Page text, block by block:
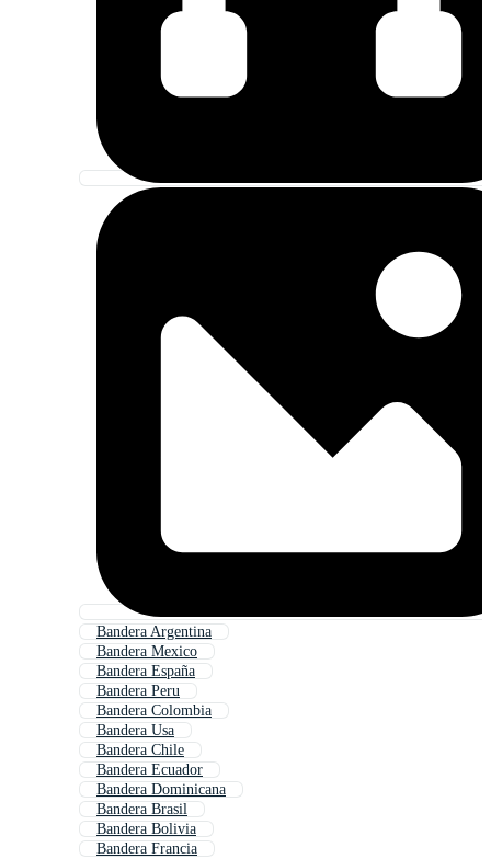
Bandera Argentina
Bandera Mexico
Bandera España
Bandera Peru
Bandera Colombia
Bandera Usa
Bandera Chile
Bandera Ecuador
Bandera Dominicana
Bandera Brasil
Bandera Bolivia
Bandera Francia